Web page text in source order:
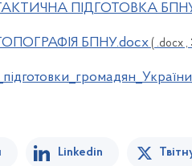
ПІДГОТОВКА
БПНУ.docx ( .docx
Linkedin